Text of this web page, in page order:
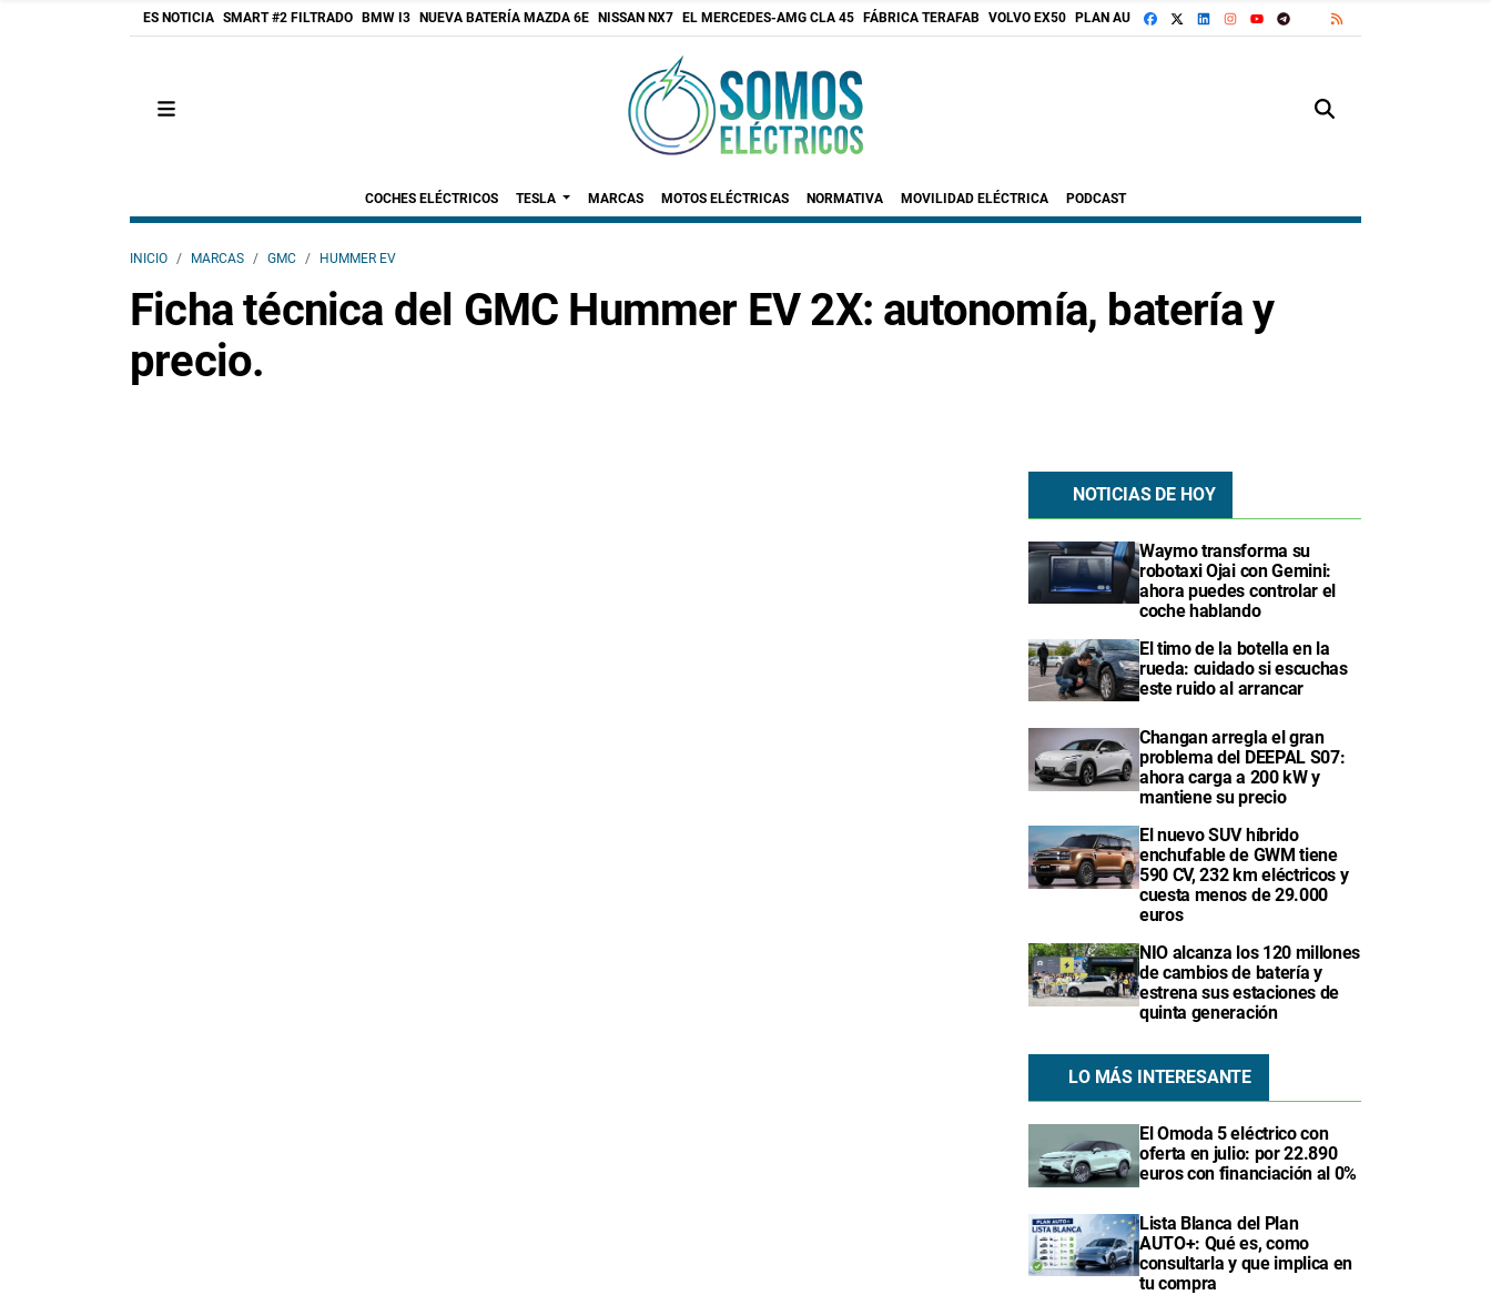
ES NOTICIA SMART #2 FILTRADO BMW I3 NUEVA BATERÍA MAZDA 6E NISSAN NX7 EL MERCEDES-AMG CLA 45 FÁBRICA TERAFAB VOLVO EX50 PLAN AUTO+FACEBOOKLINKEDININSTAGRAM
YOUTUBE
TELEGRAM
GOOGLE DISCOVER
COCHES ELÉCTRICOS TESLA MARCAS MOTOS ELÉCTRICAS NORMATIVA MOVILIDAD ELÉCTRICA PODCAST
INICIO MARCAS GMC HUMMER EV
Ficha técnica del GMC Hummer EV 2X: autonomía, batería y
precio.
NOTICIAS DE HOY
Waymo transforma su
robotaxi Ojai con Gemini:
ahora puedes controlar el
coche hablando
El timo de la botella en la
rueda: cuidado si escuchas
este ruido al arrancar
Changan arregla el gran
problema del DEEPAL S07:
ahora carga a 200 kW y
mantiene su precio
El nuevo SUV híbrido
enchufable de GWM tiene
590 CV, 232 km eléctricos y
cuesta menos de 29.000
euros
NIO alcanza los 120 millones
de cambios de batería y
estrena sus estaciones de
quinta generación
LO MÁS INTERESANTE
El Omoda 5 eléctrico con
oferta en julio: por 22.890
euros con financiación al 0%
Lista Blanca del Plan
AUTO+: Qué es, como
consultarla y que implica en
tu compra